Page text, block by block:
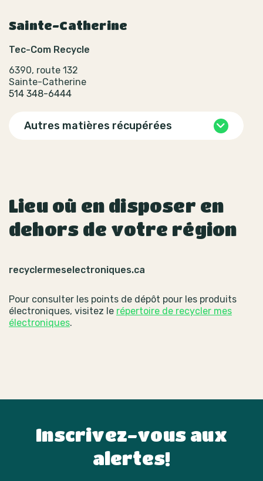
Sainte-Catherine
Tec-Com Recycle
6390, route 132
Sainte-Catherine
514 348-6444
Autres matières récupérées
Lieu où en disposer en
dehors de votre région
recyclermeselectroniques.ca
Pour consulter les points de dépôt pour les produits
électroniques, visitez le répertoire de recycler mes
électroniques.
Inscrivez-vous aux
alertes!